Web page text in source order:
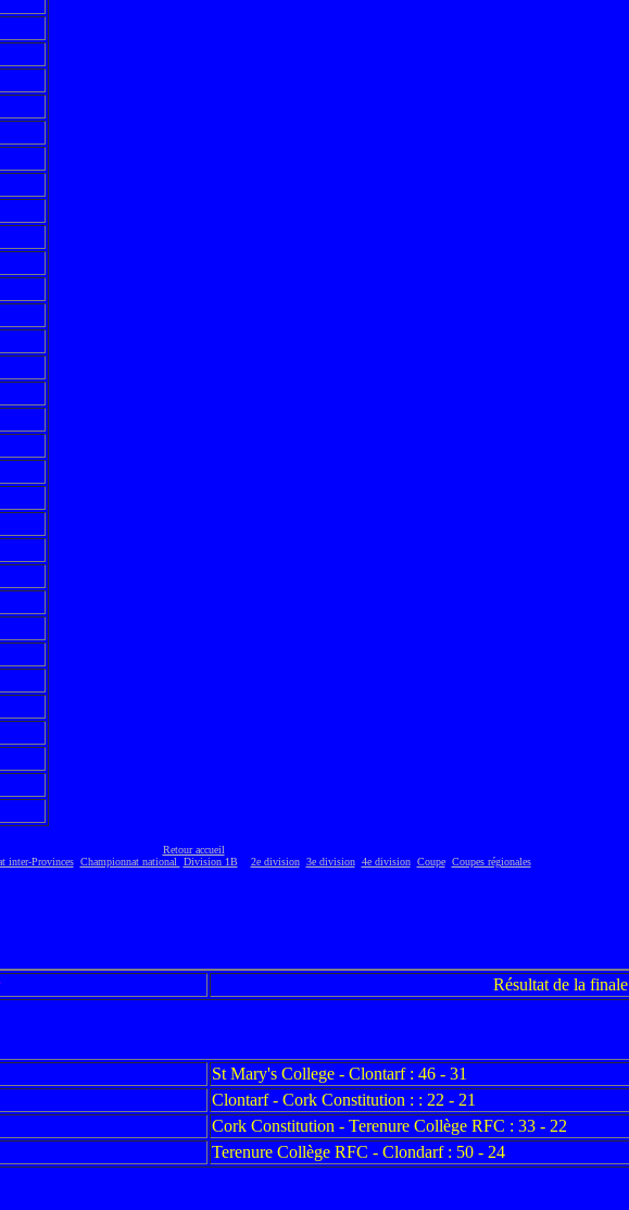
Retour accueil
inter-Provinces Championnat national Division 1B 2e division 3e division 4e division Coupe Coupes régionales
Résultat de la finale
St Mary's College - Clontarf : 46 - 31
Clontarf - Cork Constitution : : 22 - 21
Cork Constitution - Terenure Collège RFC : 33 - 22
Terenure Collège RFC - Clondarf : 50 - 24